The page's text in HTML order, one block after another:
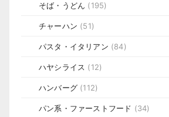
そば・うどん (195)
チャーハン (51)
パスタ・イタリアン (84)
ハヤシライス (12)
ハンバーグ (112)
パン系・ファーストフード (34)